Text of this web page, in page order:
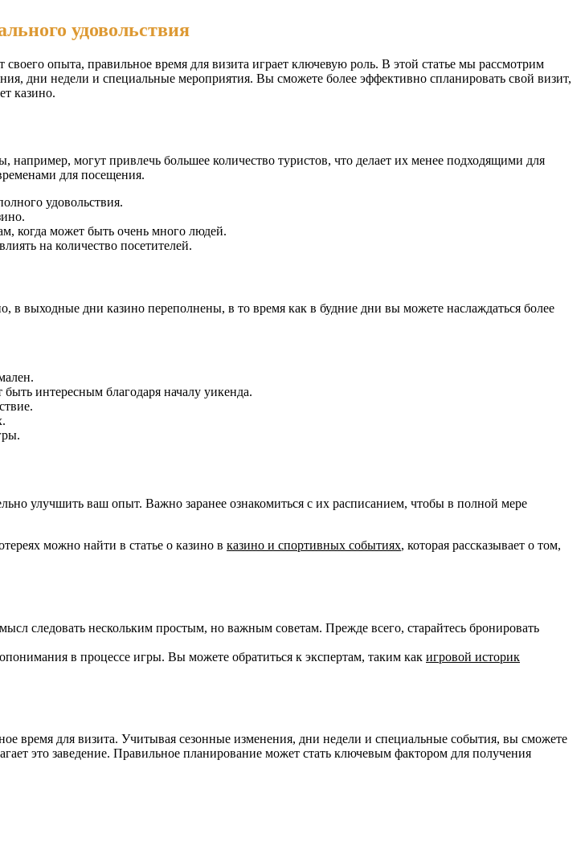
удовольствия
опыта, правильное время для визита играет ключевую роль. В этой статье мы рассмотрим
дни недели и специальные мероприятия. Вы сможете более эффективно спланировать свой визит,
казино.
могут привлечь большее количество туристов, что делает их менее подходящими для
для посещения.
удовольствия.
когда может быть очень много людей.
на количество посетителей.
в выходные дни казино переполнены, в то время как в будние дни вы можете наслаждаться более
интересным благодаря началу уикенда.
улучшить ваш опыт. Важно заранее ознакомиться с их расписанием, чтобы в полной мере
можно найти в статье о казино в казино и спортивных событиях, которая рассказывает о том,
следовать нескольким простым, но важным советам. Прежде всего, старайтесь бронировать
в процессе игры. Вы можете обратиться к экспертам, таким как игровой историк
время для визита. Учитывая сезонные изменения, дни недели и специальные события, вы сможете
это заведение. Правильное планирование может стать ключевым фактором для получения